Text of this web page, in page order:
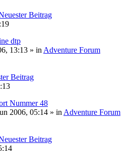
Beitrag
dtp
13:13 » in Adventure Forum
Beitrag
Nummer 48
2006, 05:14 » in Adventure Forum
Beitrag